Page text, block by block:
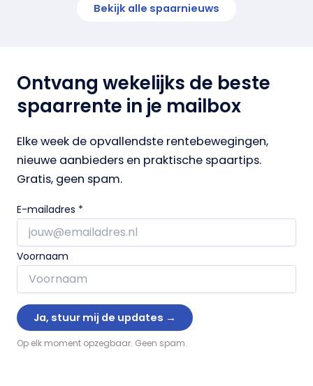
Bekijk alle spaarnieuws
Ontvang wekelijks de beste
spaarrente in je mailbox
Elke week de opvallendste rentebewegingen,
nieuwe aanbieders en praktische spaartips.
Gratis, geen spam.
E-mailadres *
Voornaam
Op elk moment opzegbaar. Geen spam.